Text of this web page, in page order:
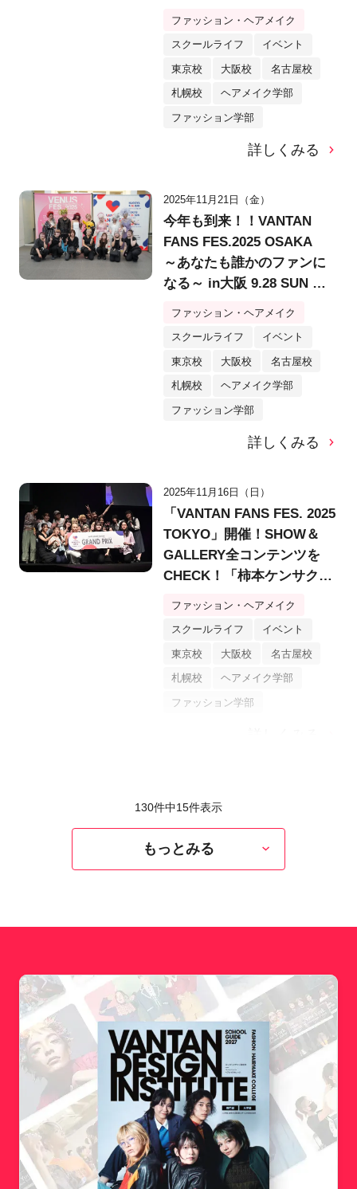
ファッション・ヘアメイク
スクールライフ イベント
東京校 大阪校 名古屋校
札幌校 ヘアメイク学部
ファッション学部
詳しくみる
2025年11月21日（金）
今年も到来！！VANTAN
FANS FES.2025 OSAKA
～あなたも誰かのファンに
なる～ in大阪 9.28 SUN @
ファッション・ヘアメイク
スクールライフ イベント
東京校 大阪校 名古屋校
札幌校 ヘアメイク学部
ファッション学部
詳しくみる
2025年11月16日（日）
「VANTAN FANS FES. 2025
TOKYO」開催！SHOW＆
GALLERY全コンテンツを
CHECK！「柿本ケンサク
ファッション・ヘアメイク
スクールライフ イベント
東京校 大阪校 名古屋校
札幌校 ヘアメイク学部
ファッション学部
130件中15件表示
もっとみる